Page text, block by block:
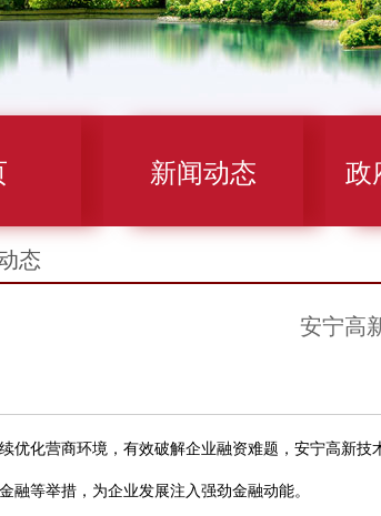
新闻动态 政
态
安宁高
化营商环境，有效破解企业融资难题，安宁高新技
融等举措，为企业发展注入强劲金融动能。